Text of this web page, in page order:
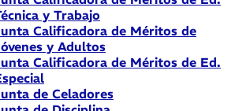
y Trabajo
Calificadora de Méritos de
y Adultos
Calificadora de Méritos de Ed.
de Celadores